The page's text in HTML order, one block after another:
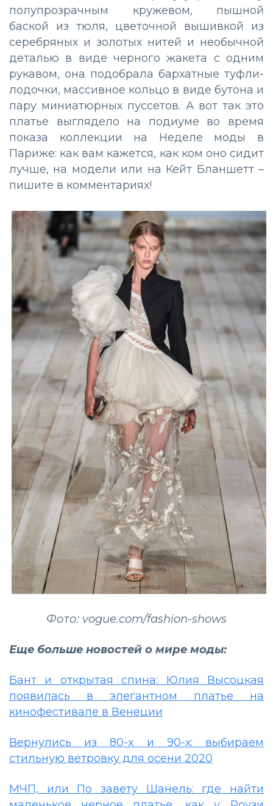
полупрозрачным кружевом, пышной
баской из тюля, цветочной вышивкой из
серебряных и золотых нитей и необычной
деталью в виде черного жакета с одним
рукавом, она подобрала бархатные туфли-
лодочки, массивное кольцо в виде бутона и
пару миниатюрных пуссетов. А вот так это
платье выглядело на подиуме во время
показа коллекции на Неделе моды в
Париже: как вам кажется, как ком оно сидит
лучше, на модели или на Кейт Бланшетт –
пишите в комментариях!
Фото: vogue.com/fashion-shows
Еще больше новостей о мире моды:
Бант и открытая спина: Юлия Высоцкая
появилась в элегантном платье на
кинофестивале в Венеции
Вернулись из 80-х и 90-х: выбираем
стильную ветровку для осени 2020
МЧП, или По завету Шанель: где найти